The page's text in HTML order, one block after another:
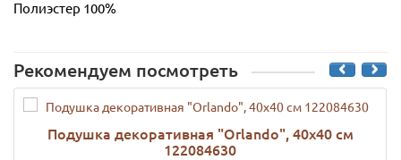
Полиэстер 100%
Рекомендуем посмотреть
Подушка декоративная "Orlando", 40х40 см
122084630